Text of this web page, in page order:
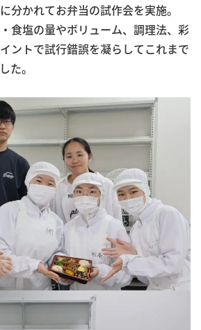
分かれてお弁当の試作会を実施。
食塩の量やボリューム、調理法、彩
ントで試行錯誤を凝らしてこれまで
た。